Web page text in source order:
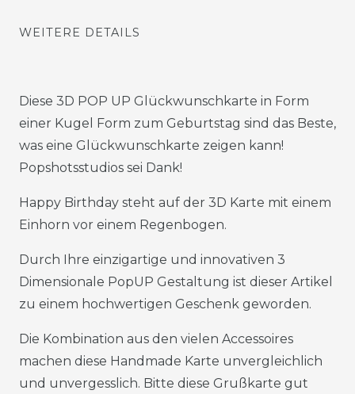
WEITERE DETAILS
Diese 3D POP UP Glückwunschkarte in Form
einer Kugel Form zum Geburtstag sind das Beste,
was eine Glückwunschkarte zeigen kann!
Popshotsstudios sei Dank!
Happy Birthday steht auf der 3D Karte mit einem
Einhorn vor einem Regenbogen.
Durch Ihre einzigartige und innovativen 3
Dimensionale PopUP Gestaltung ist dieser Artikel
zu einem hochwertigen Geschenk geworden.
Die Kombination aus den vielen Accessoires
machen diese Handmade Karte unvergleichlich
und unvergesslich. Bitte diese Grußkarte gut